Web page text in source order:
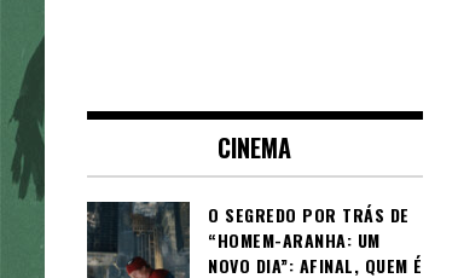
CINEMA
O SEGREDO POR TRÁS DE
“HOMEM-ARANHA: UM
NOVO DIA”: AFINAL, QUEM É